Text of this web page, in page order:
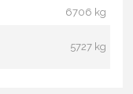
6706 kg
5727 kg